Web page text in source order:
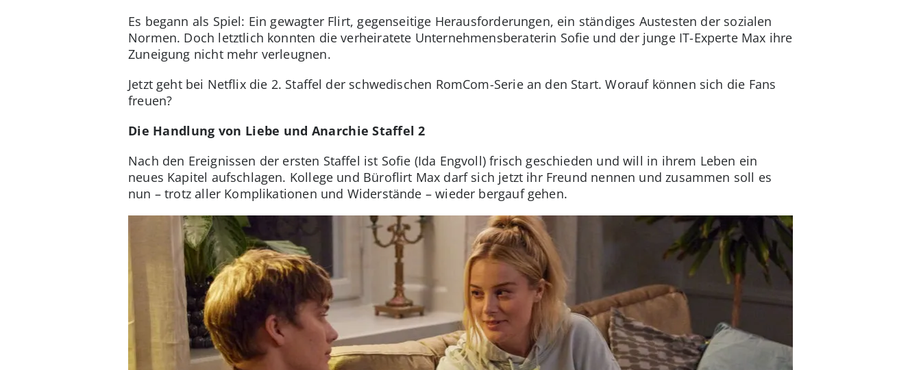
Es begann als Spiel: Ein gewagter Flirt, gegenseitige Herausforderungen, ein ständiges Austesten der sozialen
Normen. Doch letztlich konnten die verheiratete Unternehmensberaterin Sofie und der junge IT-Experte Max ihre
Zuneigung nicht mehr verleugnen.
Jetzt geht bei Netflix die 2. Staffel der schwedischen RomCom-Serie an den Start. Worauf können sich die Fans
freuen?
Die Handlung von Liebe und Anarchie Staffel 2
Nach den Ereignissen der ersten Staffel ist Sofie (Ida Engvoll) frisch geschieden und will in ihrem Leben ein
neues Kapitel aufschlagen. Kollege und Büroflirt Max darf sich jetzt ihr Freund nennen und zusammen soll es
nun – trotz aller Komplikationen und Widerstände – wieder bergauf gehen.